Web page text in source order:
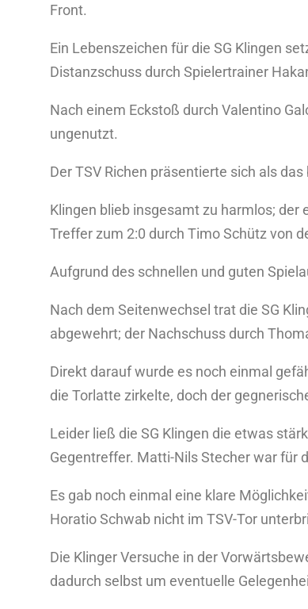
Front.
Ein Lebenszeichen für die SG Klingen
Distanzschuss durch Spielertrainer
Nach einem Eckstoß durch Valentino
ungenutzt.
Der TSV Richen präsentierte sich als
Klingen blieb insgesamt zu harmlos; der
Treffer zum 2:0 durch Timo Schütz von
Aufgrund des schnellen und guten
Nach dem Seitenwechsel trat die SG
abgewehrt; der Nachschuss durch
Direkt darauf wurde es noch einmal
die Torlatte zirkelte, doch der
Leider ließ die SG Klingen die etwas
Gegentreffer. Matti-Nils Stecher war für
Es gab noch einmal eine klare
Horatio Schwab nicht im TSV-Tor
Die Klinger Versuche in der
dadurch selbst um eventuelle